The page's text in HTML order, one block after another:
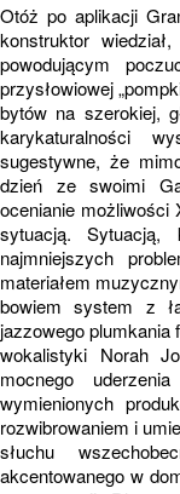
Otóż po aplikacji
konstruktor
powodującym
przysłowiowej
bytów na szerokiej,
karykaturalności
sugestywne, że
dzień ze swoimi
ocenianie możliwości
sytuacją.
najmniejszych
materiałem
bowiem system z
jazzowego plumkania
wokalistyki Norah
mocnego
wymienionych
rozwibrowaniem i
słuchu
akcentowanego w